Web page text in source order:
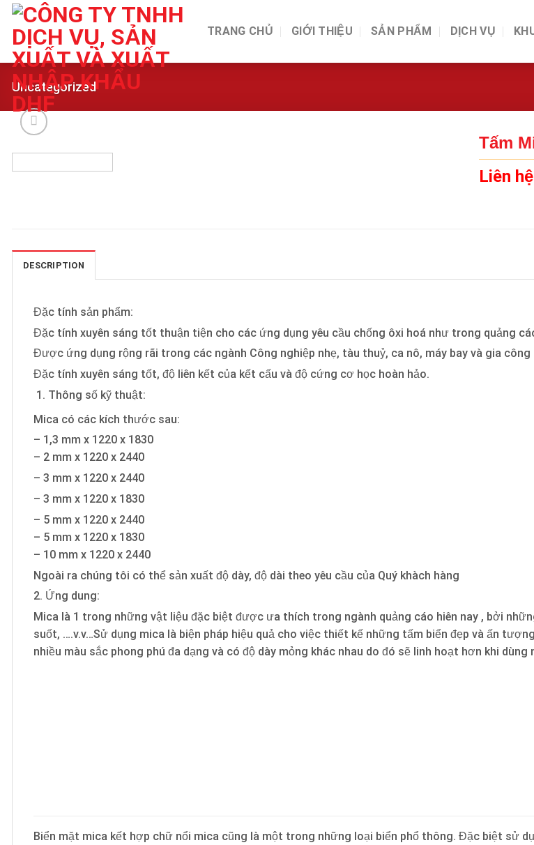
Skip
content
TRANG CHỦ GIỚI THIỆU SẢN PHẨM DỊCH VỤ
Uncategorized
Tấm
Liên
DESCRIPTION
Đặc tính sản phẩm:
Đặc tính xuyên sáng tốt thuận tiện cho các ứng dụng yêu cầu chống ôxi hoá như trong quảng
Được ứng dụng rộng rãi trong các ngành Công nghiệp nhẹ, tàu thuỷ, ca nô, máy bay và gia
Đặc tính xuyên sáng tốt, độ liên kết của kết cấu và độ cứng cơ học hoàn hảo.
Thông số kỹ thuật:
Mica có các kích thước sau:
– 1,3 mm x 1220 x 1830
– 2 mm x 1220 x 2440
– 3 mm x 1220 x 2440
– 3 mm x 1220 x 1830
– 5 mm x 1220 x 2440
– 5 mm x 1220 x 1830
– 10 mm x 1220 x 2440
Ngoài ra chúng tôi có thể sản xuất độ dày, độ dài theo yêu cầu của Quý khàch hàng
2. Ứng dung:
Mica là 1 trong những vật liệu đặc biệt được ưa thích trong ngành quảng cáo hiên nay , bởi
suốt, ….v.v…Sử dụng mica là biện pháp hiệu quả cho việc thiết kế những tấm biển đẹp và ấn
nhiều màu sắc phong phú đa dạng và có độ dày mỏng khác nhau do đó sẽ linh hoạt hơn khi
Biển mặt mica kết hợp chữ nổi mica cũng là một trong những loại biển phổ thông. Đặc biệt sử